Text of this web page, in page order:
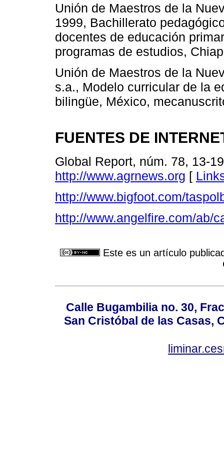
Unión de Maestros de la
1999, Bachillerato
docentes de educación
programas de estudios,
Unión de Maestros de la
s.a., Modelo curricular de la
bilingüe, México,
FUENTES DE
Global Report, núm. 78, 13-
http://www.agrnews.org [
http://www.bigfoot.com/
http://www.angelfire.com/ab/
Este es un artículo
Calle Bugambilia no. 30,
San Cristóbal de las Casas,